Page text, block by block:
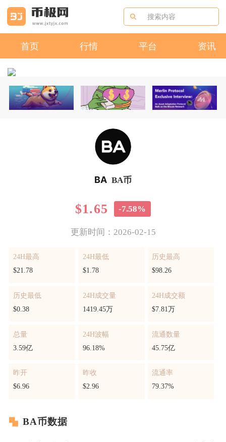
首页 行情 平台 资讯
BA BA币
$1.65 -7.58%
更新时间：2026-02-15
24H最高
$21.78
24H最低
$1.78
历史最高
$98.26
历史最低
$0.38
24H成交量
1419.45万
24H成交额
$7.81万
总量
3.59亿
24H波幅
96.18%
流通数量
45.75亿
昨开
$6.96
昨收
$2.96
流通率
79.37%
BA币数据